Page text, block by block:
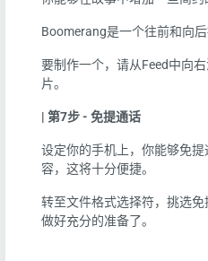
Boomerang是一个往前和向
要制作一个，请从Feed中向
片。
| 第7步- 免提通话
设定你的手机上， 你能够免提
容，这将十分便捷。
转至文件格式选择符，挑选
做好充分的准备了。